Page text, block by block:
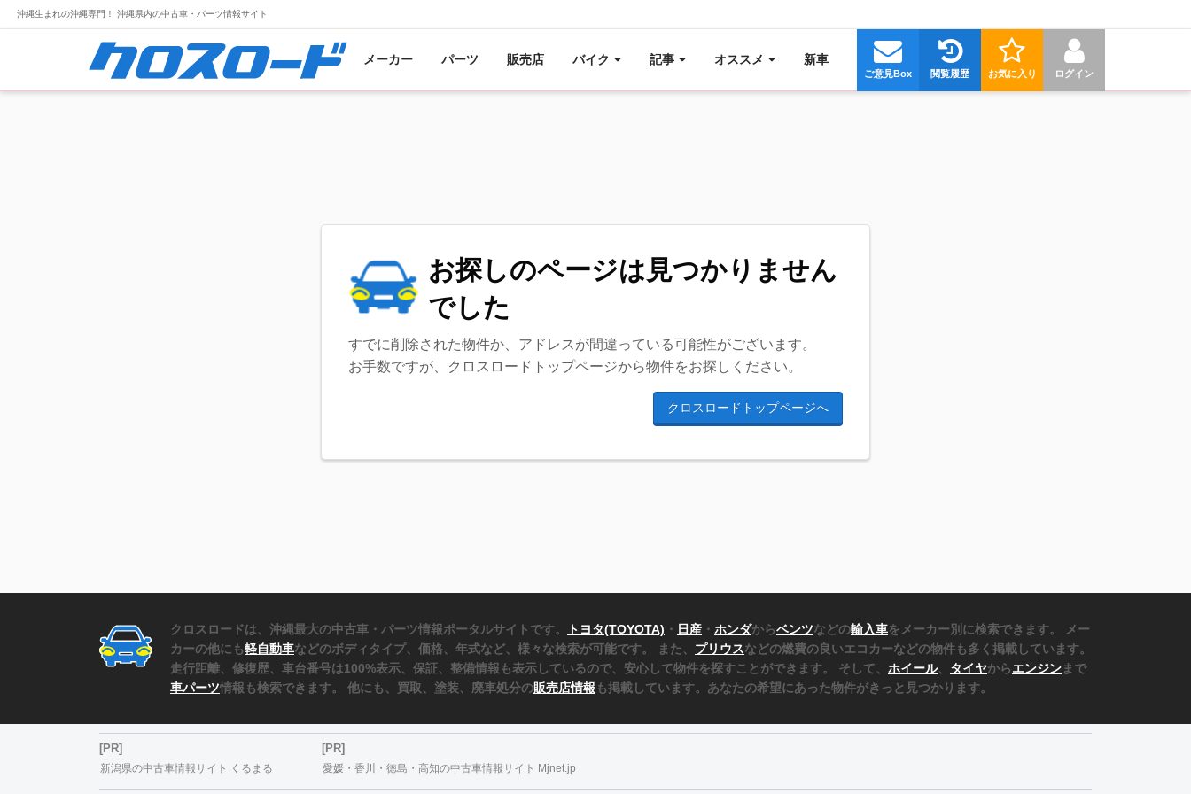
沖縄生まれの沖縄専門！ 沖縄県内の中古車・パーツ情報サイト
メーカー パーツ 販売店 バイク 記事 オススメ 新車
ログイン
お気に入り
閲覧履歴
ご意見Box
お探しのページは見つかりません
でした
すでに削除された物件か、アドレスが間違っている可能性がございます。
お手数ですが、クロスロードトップページから物件をお探しください。
クロスロードトップページへ
クロスロードは、沖縄最大の中古車・パーツ情報ポータルサイトです。 トヨタ(TOYOTA) ・ 日産 ・ ホンダからベンツなどの輸入車をメーカー別に検索できます。 メー
カーの他にも軽自動車などのボディタイプ、価格、年式など、様々な検索が可能です。 また、 プリウスなどの燃費の良いエコカーなどの物件も多く掲載しています。
走行距離、修復歴、車台番号は100%表示、保証、整備情報も表示しているので、安心して物件を探すことができます。 そして、 ホイール、 タイヤからエンジンまで
車パーツ情報も検索できます。 他にも、買取、塗装、廃車処分の販売店情報 も掲載しています。あなたの希望にあった物件がきっと見つかります。
[PR]
新潟県の中古車情報サイト くるまる
[PR]
愛媛・香川・徳島・高知の中古車情報サイト Mjnet.jp